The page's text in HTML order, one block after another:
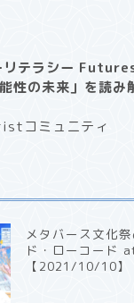
リテラシー
性の未来」を読み
コミュニティ
メタバース文化
ド・ローコード
【2021/10/10】